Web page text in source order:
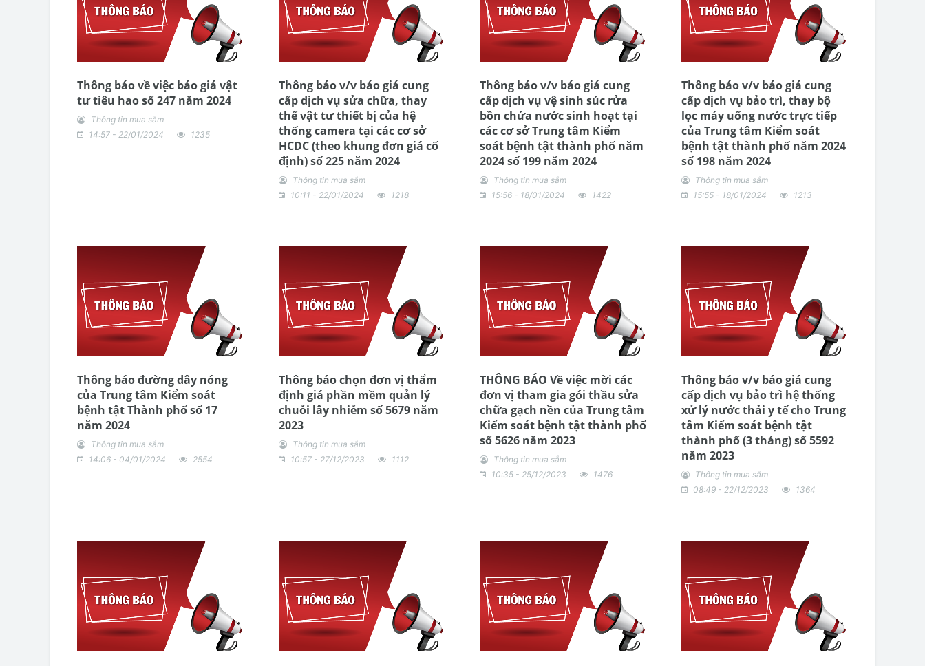
Thông báo về việc báo giá vật
tư tiêu hao số 247 năm 2024
Thông tin mua sắm
14:57 - 22/01/2024
1235
Thông báo v/v báo giá cung
cấp dịch vụ sửa chữa, thay
thế vật tư thiết bị của hệ
thống camera tại các cơ sở
HCDC (theo khung đơn giá cố
định) số 225 năm 2024
Thông tin mua sắm
10:11 - 22/01/2024
1218
Thông báo v/v báo giá cung
cấp dịch vụ vệ sinh súc rửa
bồn chứa nước sinh hoạt tại
các cơ sở Trung tâm Kiểm
soát bệnh tật thành phố năm
2024 số 199 năm 2024
Thông tin mua sắm
15:56 - 18/01/2024
1422
Thông báo v/v báo giá cung
cấp dịch vụ bảo trì, thay bộ
lọc máy uống nước trực tiếp
của Trung tâm Kiểm soát
bệnh tật thành phố năm 2024
số 198 năm 2024
Thông tin mua sắm
15:55 - 18/01/2024
1213
Thông báo đường dây nóng
của Trung tâm Kiểm soát
bệnh tật Thành phố số 17
năm 2024
Thông tin mua sắm
14:06 - 04/01/2024
2554
Thông báo chọn đơn vị thẩm
định giá phần mềm quản lý
chuỗi lây nhiễm số 5679 năm
2023
Thông tin mua sắm
10:57 - 27/12/2023
1112
THÔNG BÁO Về việc mời các
đơn vị tham gia gói thầu sửa
chữa gạch nền của Trung tâm
Kiểm soát bệnh tật thành phố
số 5626 năm 2023
Thông tin mua sắm
10:35 - 25/12/2023
1476
Thông báo v/v báo giá cung
cấp dịch vụ bảo trì hệ thống
xử lý nước thải y tế cho Trung
tâm Kiểm soát bệnh tật
thành phố (3 tháng) số 5592
năm 2023
Thông tin mua sắm
08:49 - 22/12/2023
1364